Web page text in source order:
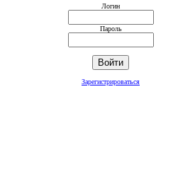
Логин
Пароль
Зарегистрироваться